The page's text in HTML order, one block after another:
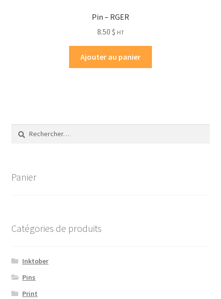
Pin – RGER
8.50 $ HT
Ajouter au panier
Rechercher :
Panier
Catégories de produits
Inktober
Pins
Print